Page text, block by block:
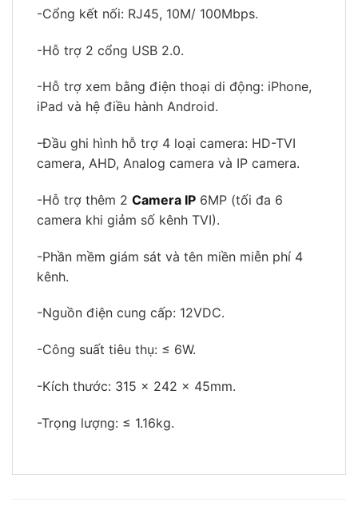
-Cổng kết nối: RJ45, 10M/ 100Mbps.
-Hỗ trợ 2 cổng USB 2.0.
-Hỗ trợ xem bằng điện thoại di động: iPhone,
iPad và hệ điều hành Android.
-Đầu ghi hình hỗ trợ 4 loại camera: HD-TVI
camera, AHD, Analog camera và IP camera.
-Hỗ trợ thêm 2 Camera IP 6MP (tối đa 6
camera khi giảm số kênh TVI).
-Phần mềm giám sát và tên miền miễn phí 4
kênh.
-Nguồn điện cung cấp: 12VDC.
-Công suất tiêu thụ: ≤ 6W.
-Kích thước: 315 x 242 x 45mm.
-Trọng lượng: ≤ 1.16kg.